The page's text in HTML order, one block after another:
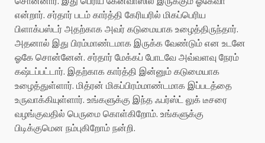
என்றார். சர்தார் படம் கார்த்தி கேரியரில் மிகப்பெரிய
பிளாக்பஸ்டர் அதற்காக அவர் கடுமையாக உழைத்திருந்தார்.
அதனால் இது பிரம்மாண்டமாக இருக்க வேண்டும் என உடனே
ஓகே சொன்னேன். சர்தார் மேக்கப் போடவே அவ்வளவு நேரம்
கஷ்டப்பட்டார். இதற்காக கார்த்தி இன்னும் கடுமையாக
உழைத்துள்ளார். மித்ரன் மிகப்பிரம்மாண்டமாக இப்படத்தை
உருவாக்கியுள்ளார். உங்களுக்கு இந்த ஃபர்ஸ்ட் லுக் டீசரை
வழங்குவதில் பெருமை கொள்கிறோம். உங்களுக்கு
பிடிக்குமென நம்புகிறோம் நன்றி.